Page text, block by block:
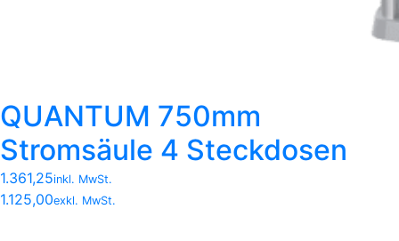
QUANTUM 750mm
Stromsäule 4 Steckdosen
1.361,25inkl. MwSt.
1.125,00exkl. MwSt.